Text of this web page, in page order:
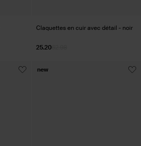
Claquettes en cuir avec détail - noir
25.20
new